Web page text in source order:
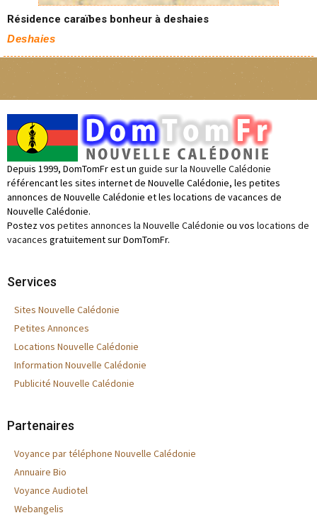
Résidence caraïbes bonheur à deshaies
Deshaies
Depuis 1999, DomTomFr est un guide sur la Nouvelle Calédonie
référencant les sites internet de Nouvelle Calédonie, les petites
annonces de Nouvelle Calédonie et les locations de vacances de
Nouvelle Calédonie.
Postez vos petites annonces la Nouvelle Calédonie ou vos locations de
vacances gratuitement sur DomTomFr.
Services
Sites Nouvelle Calédonie
Petites Annonces
Locations Nouvelle Calédonie
Information Nouvelle Calédonie
Publicité Nouvelle Calédonie
Partenaires
Voyance par téléphone Nouvelle Calédonie
Annuaire Bio
Voyance Audiotel
Webangelis